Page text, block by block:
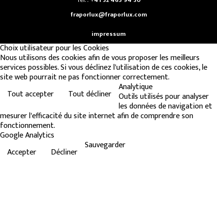
fraporlux@fraporlux.com
impressum
Choix utilisateur pour les Cookies
Nous utilisons des cookies afin de vous proposer les meilleurs
services possibles. Si vous déclinez l'utilisation de ces cookies, le
site web pourrait ne pas fonctionner correctement.
Tout accepter
Tout décliner
Analytique
Outils utilisés pour analyser
les données de navigation et
mesurer l'efficacité du site internet afin de comprendre son
fonctionnement.
Google Analytics
Accepter
Décliner
Sauvegarder